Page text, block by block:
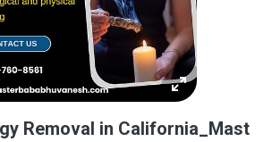
Removal in California_Mast